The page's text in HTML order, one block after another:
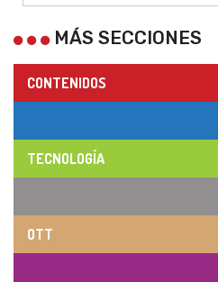
MÁS SECCIONES
CONTENIDOS
TECNOLOGÍA
OTT